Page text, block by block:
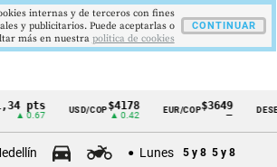
USD/COP$4178
▲ 0.42
EUR/COP$3649
—
Lunes 5 y 8 5 y 8
internas y de terceros con fines
y publicitarios. Puede aceptarlas o
más en nuestra politica de cookies
CONTINUAR